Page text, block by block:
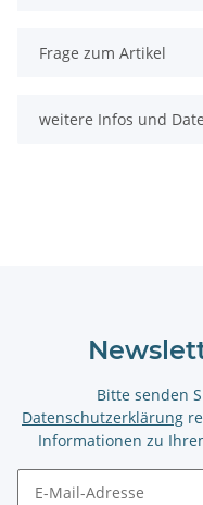
Frage zum Artikel
weitere Infos und
Bitte senden
Datenschutzerklärung
Informationen zu